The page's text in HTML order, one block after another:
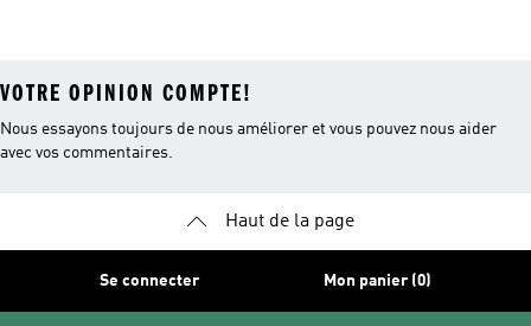
VOTRE OPINION COMPTE!
Nous essayons toujours de nous améliorer et vous pouvez nous aider
avec vos commentaires.
Haut de la page
Se connecter Mon panier (0)